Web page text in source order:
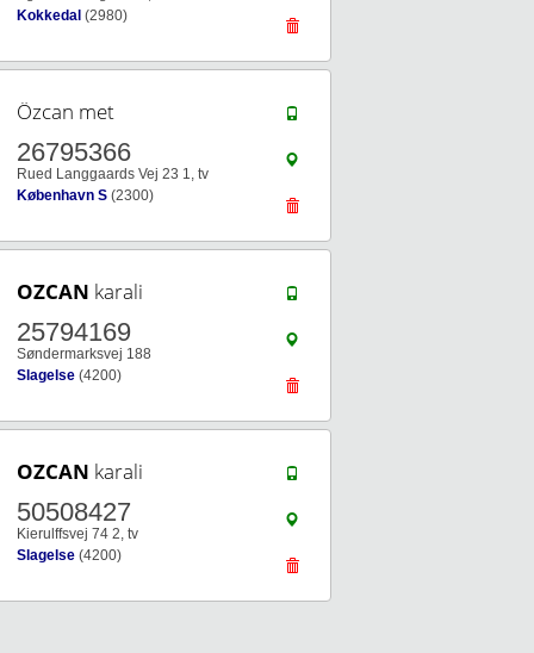
Kokkedal (2980)
Özcan met
26795366
Rued Langgaards Vej 23 1, tv
København S (2300)
OZCAN karali
25794169
Søndermarksvej 188
Slagelse (4200)
OZCAN karali
50508427
Kierulffsvej 74 2, tv
Slagelse (4200)